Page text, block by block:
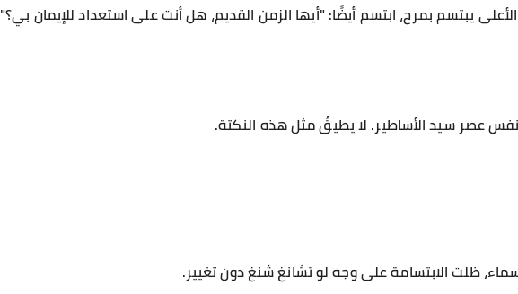
يبتسم بمرح، ابتسم أيضًا: "أيها الزمن القديم، هل أنت على استعداد للإيمان بي؟"
عصر سيد الأساطير. لا يطيقُ مثل هذه النكتة.
ظلت الابتسامة على وجه لو تشانغ شنغ دون تغيير.